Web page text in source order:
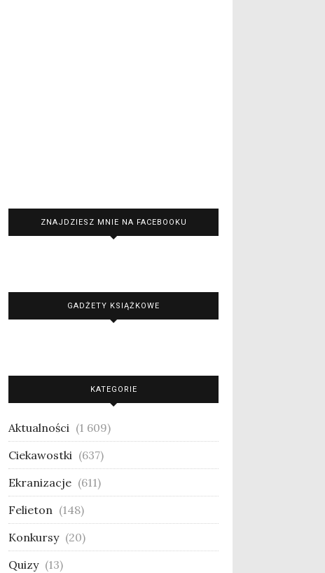
ZNAJDZIESZ MNIE NA FACEBOOKU
GADŻETY KSIĄŻKOWE
KATEGORIE
Aktualności (1 609)
Ciekawostki (637)
Ekranizacje (611)
Felieton (148)
Konkursy (20)
Quizy (13)